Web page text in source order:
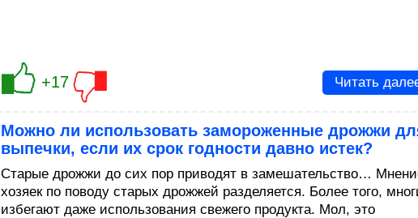
+17 Читать
Можно ли использовать замороженные дрожжи
выпечки, если их срок годности давно истек?
Старые дрожжи до сих пор приводят в замешательство…
хозяек по поводу старых дрожжей разделяется. Более того,
избегают даже использования свежего продукта. Мол, это